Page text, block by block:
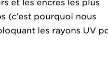
et les encres les plus
(c’est pourquoi nous
les rayons UV